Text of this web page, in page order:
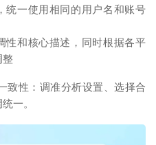
统一使用相同的用户名和账号
性和核心描述，同时根据各平
整
致性：调准分析设置、选择合
一。